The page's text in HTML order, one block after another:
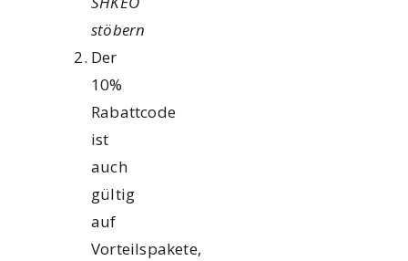
stöbern
Der
10%
Rabattcode
ist
auch
gültig
auf
Vorteilspakete,